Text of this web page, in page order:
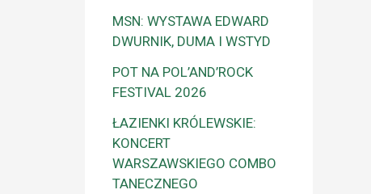
MSN: WYSTAWA EDWARD
DWURNIK, DUMA I WSTYD
POT NA POL’AND’ROCK
FESTIVAL 2026
ŁAZIENKI KRÓLEWSKIE:
KONCERT
WARSZAWSKIEGO COMBO
TANECZNEGO